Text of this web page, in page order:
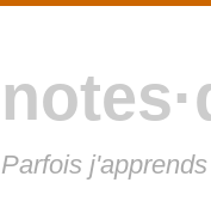
Parfois